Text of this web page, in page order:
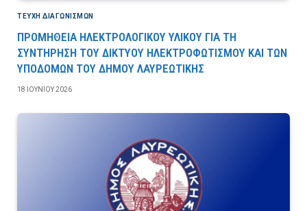
ΤΕΎΧΗ ΔΙΑΓΩΝΙΣΜΏΝ
ΠΡΟΜΗΘΕΙΑ ΗΛΕΚΤΡΟΛΟΓΙΚΟΥ ΥΛΙΚΟΥ ΓΙΑ ΤΗ
ΣΥΝΤΗΡΗΣΗ ΤΟΥ ΔΙΚΤΥΟΥ ΗΛΕΚΤΡΟΦΩΤΙΣΜΟΥ ΚΑΙ ΤΩΝ
ΥΠΟΔΟΜΩΝ ΤΟΥ ΔΗΜΟΥ ΛΑΥΡΕΩΤΙΚΗΣ
18 ΙΟΥΝΊΟΥ 2026